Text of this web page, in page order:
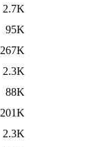
2.7K
95K
267K
2.3K
88K
201K
2.3K